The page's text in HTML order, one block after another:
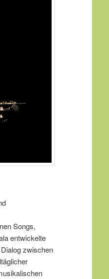
Songs,
entwickelte
zwischen